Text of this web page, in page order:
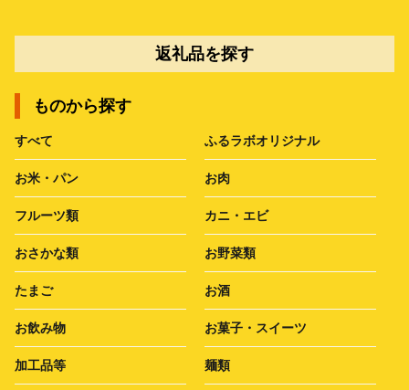
返礼品を探す
ものから探す
すべて ふるラボオリジナル
お米・パン お肉
フルーツ類 カニ・エビ
おさかな類 お野菜類
たまご お酒
お飲み物 お菓子・スイーツ
加工品等 麺類